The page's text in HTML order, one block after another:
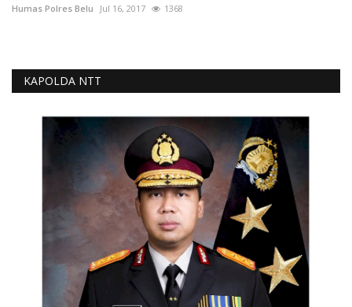
Humas Polres Belu Jul 16, 2017 1368
KAPOLDA NTT